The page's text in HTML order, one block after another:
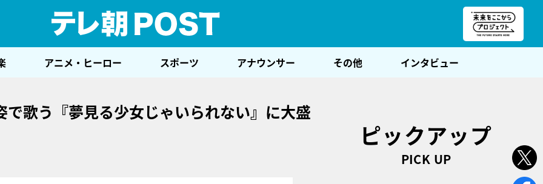
アニメ・ヒーロー スポーツ アナウンサー その他 インタビュー
歌う『夢見る少女じゃいられない』に大盛
ピックアップ
PICK UP